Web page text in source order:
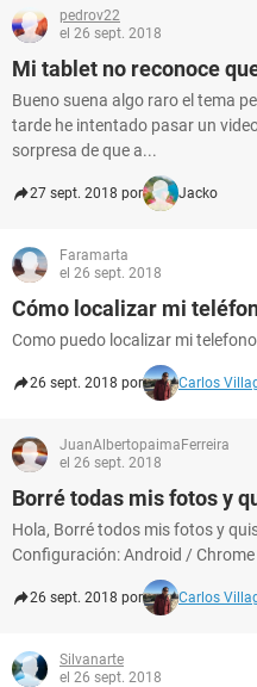
pedrov22
el 26 sept. 2018
Mi tablet no reconoce
Bueno suena algo raro el tema
tarde he intentado pasar un
sorpresa de que a...
27 sept. 2018 por Jacko
Faramarta
el 26 sept. 2018
Cómo localizar mi
Como puedo localizar mi telefono
26 sept. 2018 por Carlos
JuanAlbertopaimaFerreira
el 26 sept. 2018
Borré todas mis fotos y
Hola, Borré todos mis fotos y
Configuración: Android /
26 sept. 2018 por Carlos
Silvanarte
el 26 sept. 2018